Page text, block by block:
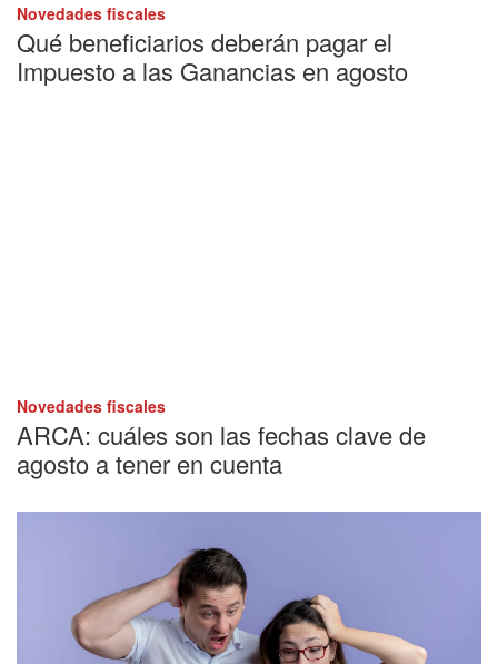
Novedades fiscales
Qué beneficiarios deberán pagar el
Impuesto a las Ganancias en agosto
Novedades fiscales
ARCA: cuáles son las fechas clave de
agosto a tener en cuenta